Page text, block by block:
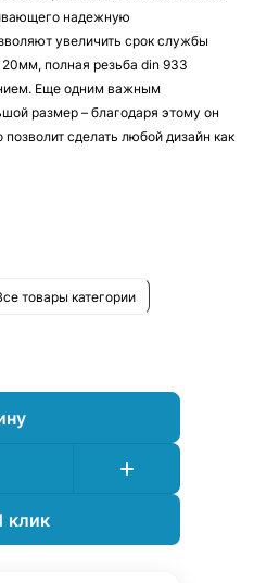
надежную
увеличить срок службы
полная резьба din 933
Еще одним важным
размер – благодаря этому он
позволит сделать любой дизайн как
товары категории
клик